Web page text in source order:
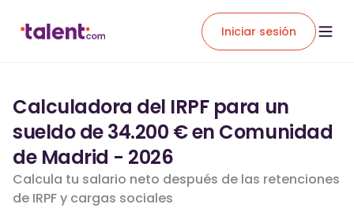
Iniciar sesión
Calculadora del IRPF para un
sueldo de 34.200 € en Comunidad
de Madrid - 2026
Calcula tu salario neto después de las retenciones
de IRPF y cargas sociales